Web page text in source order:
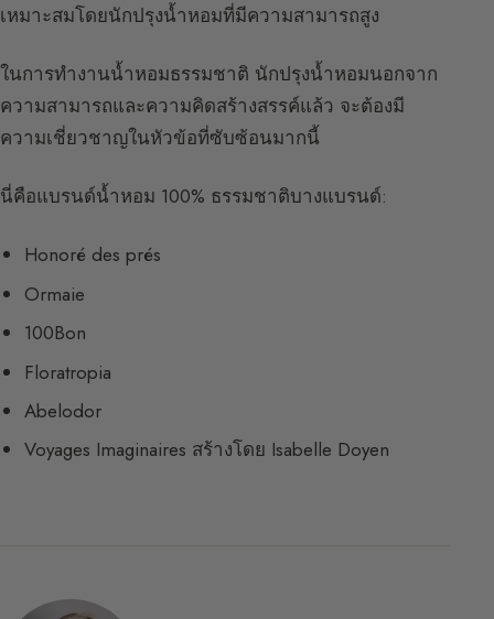
เหมาะสมโดยนักปรุงน้ำหอมที่มีความสามารถสูง
ในการทำงานน้ำหอมธรรมชาติ นักปรุงน้ำหอมนอกจาก
ความสามารถและความคิดสร้างสรรค์แล้ว จะต้องมี
ความเชี่ยวชาญในหัวข้อที่ซับซ้อนมากนี้
นี่คือแบรนด์น้ำหอม 100% ธรรมชาติบางแบรนด์:
Honoré des prés
Ormaie
100Bon
Floratropia
Abelodor
Voyages Imaginaires สร้างโดย Isabelle Doyen